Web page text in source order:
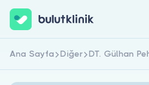
Hemen Kaydol
Ana Sayfa Diğer DT. Gülhan